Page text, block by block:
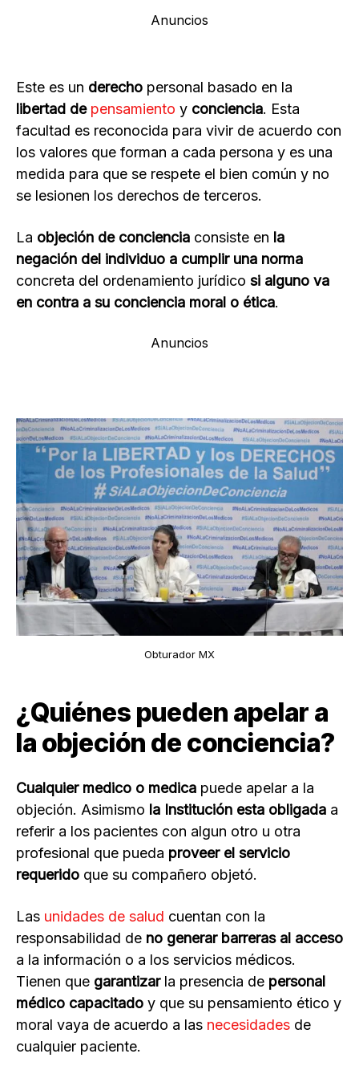
Anuncios
Este es un derecho personal basado en la
libertad de pensamiento y conciencia. Esta
facultad es reconocida para vivir de acuerdo con
los valores que forman a cada persona y es una
medida para que se respete el bien común y no
se lesionen los derechos de terceros.
La objeción de conciencia consiste en la
negación del individuo a cumplir una norma
concreta del ordenamiento jurídico si alguno va
en contra a su conciencia moral o ética.
Anuncios
Obturador MX
¿Quiénes pueden apelar a
la objeción de conciencia?
Cualquier medico o medica puede apelar a la
objeción. Asimismo la Institución esta obligada a
referir a los pacientes con algun otro u otra
profesional que pueda proveer el servicio
requerido que su compañero objetó.
Las unidades de salud cuentan con la
responsabilidad de no generar barreras al acceso
a la información o a los servicios médicos.
Tienen que garantizarla presencia de personal
médico capacitado y que su pensamiento ético y
moral vaya de acuerdo a las necesidades de
cualquier paciente.